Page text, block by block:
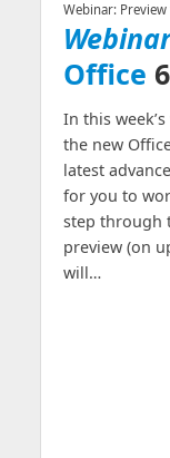
Webinar:
Office
In this
the new
latest
for you to
step through
preview (on
will…